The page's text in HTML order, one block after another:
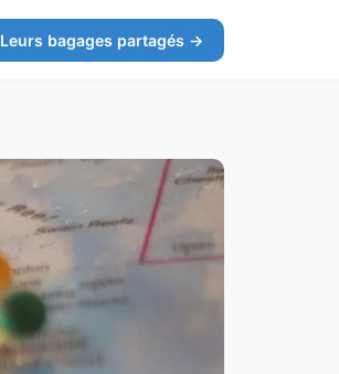
Leurs bagages partagés →